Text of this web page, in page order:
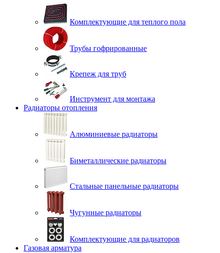
Комплектующие для теплого пола
Трубы гофрированные
Крепеж для труб
Инструмент для монтажа
Радиаторы отопления
Алюминиевые радиаторы
Биметаллические радиаторы
Стальные панельные радиаторы
Чугунные радиаторы
Комплектующие для радиаторов
Газовая арматура